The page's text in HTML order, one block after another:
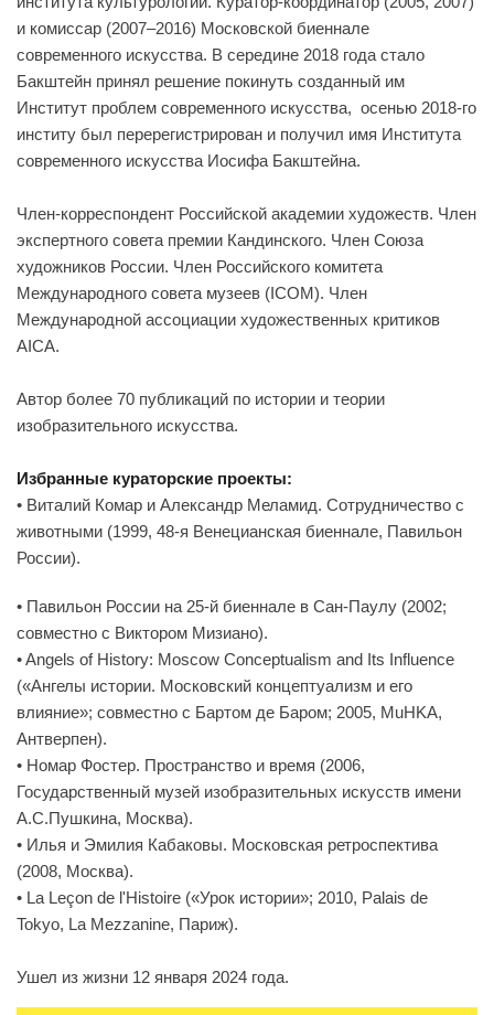
и комиссар (2007–2016) Московской биеннале
современного искусства. В середине 2018 года стало
Бакштейн принял решение покинуть созданный им
Институт проблем современного искусства, осенью 2018-го
институ был перерегистрирован и получил имя Института
современного искусства Иосифа Бакштейна.
Член-корреспондент Российской академии художеств. Член
экспертного совета премии Кандинского. Член Союза
художников России. Член Российского комитета
Международного совета музеев (ICOM). Член
Международной ассоциации художественных критиков
AICA.
Автор более 70 публикаций по истории и теории
изобразительного искусства.
Избранные кураторские проекты:
• Виталий Комар и Александр Меламид. Сотрудничество с
животными (1999, 48-я Венецианская биеннале, Павильон
России).
• Павильон России на 25-й биеннале в Сан-Паулу (2002;
совместно с Виктором Мизиано).
• Angels of History: Moscow Conceptualism and Its Influence
(«Ангелы истории. Московский концептуализм и его
влияние»; совместно с Бартом де Баром; 2005, MuHKA,
Антверпен).
• Номар Фостер. Пространство и время (2006,
Государственный музей изобразительных искусств имени
А.С.Пушкина, Москва).
• Илья и Эмилия Кабаковы. Московская ретроспектива
(2008, Москва).
• La Leçon de l'Histoire («Урок истории»; 2010, Palais de
Tokyo, La Mezzanine, Париж).
Ушел из жизни 12 января 2024 года.